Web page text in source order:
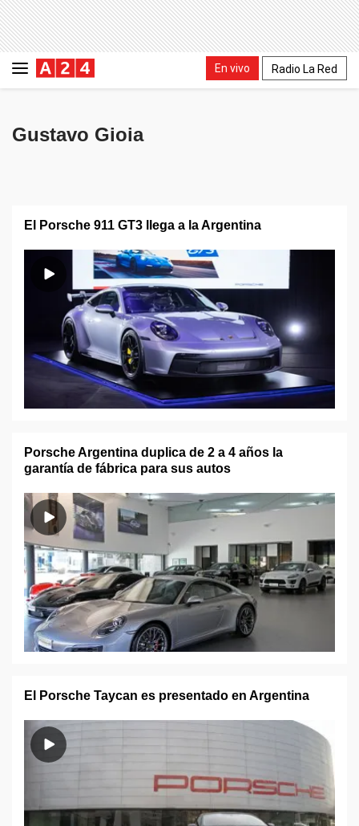
En vivo Radio La Red
Gustavo Gioia
El Porsche 911 GT3 llega a la Argentina
Porsche Argentina duplica de 2 a 4 años la
garantía de fábrica para sus autos
El Porsche Taycan es presentado en Argentina